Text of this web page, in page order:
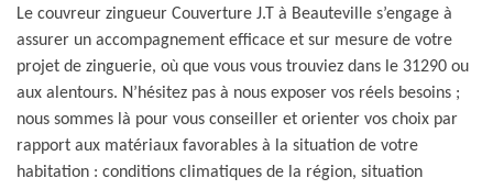
Le couvreur zingueur Couverture J.T à Beauteville s’engage à
assurer un accompagnement efficace et sur mesure de votre
projet de zinguerie, où que vous vous trouviez dans le 31290 ou
aux alentours. N’hésitez pas à nous exposer vos réels besoins ;
nous sommes là pour vous conseiller et orienter vos choix par
rapport aux matériaux favorables à la situation de votre
habitation : conditions climatiques de la région, situation